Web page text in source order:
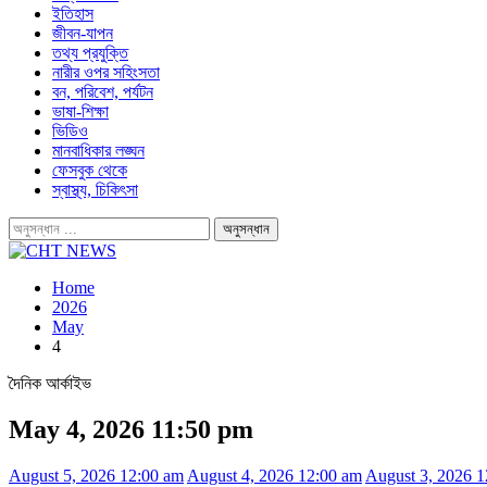
ইতিহাস
জীবন-যাপন
তথ্য প্রযুক্তি
নারীর ওপর সহিংসতা
বন, পরিবেশ, পর্যটন
ভাষা-শিক্ষা
ভিডিও
মানবাধিকার লঙ্ঘন
ফেসবুক থেকে
স্বাস্থ্য, চিকিৎসা
Home
2026
May
4
দৈনিক আর্কাইভ
May 4, 2026 11:50 pm
August 5, 2026 12:00 am August 4, 2026 12:00 am August 3, 2026